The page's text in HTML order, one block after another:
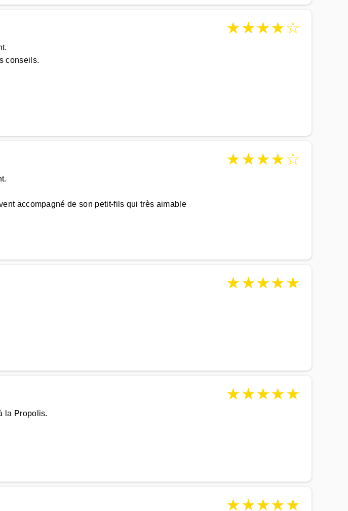
★★★★☆
conseils.
★★★★☆
accompagné de son petit-fils qui très aimable
★★★★★
★★★★★
la Propolis.
★★★★★